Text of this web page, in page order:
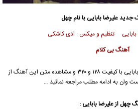
جدیدعلیرضا بابایی با نام چهل
بابایی تنظیم و میکس : ادی کاشکی
آهنگ بی کلام
جهت دانلود آهنگ چهل از علیرضا بابایی با کیفیت ۱۲۸ و ۳۲۰ و مشاهده متن این آهنگ از
وان به ادامه مطلب مراجعه نمائید …
چهل از علیرضا بابایی :